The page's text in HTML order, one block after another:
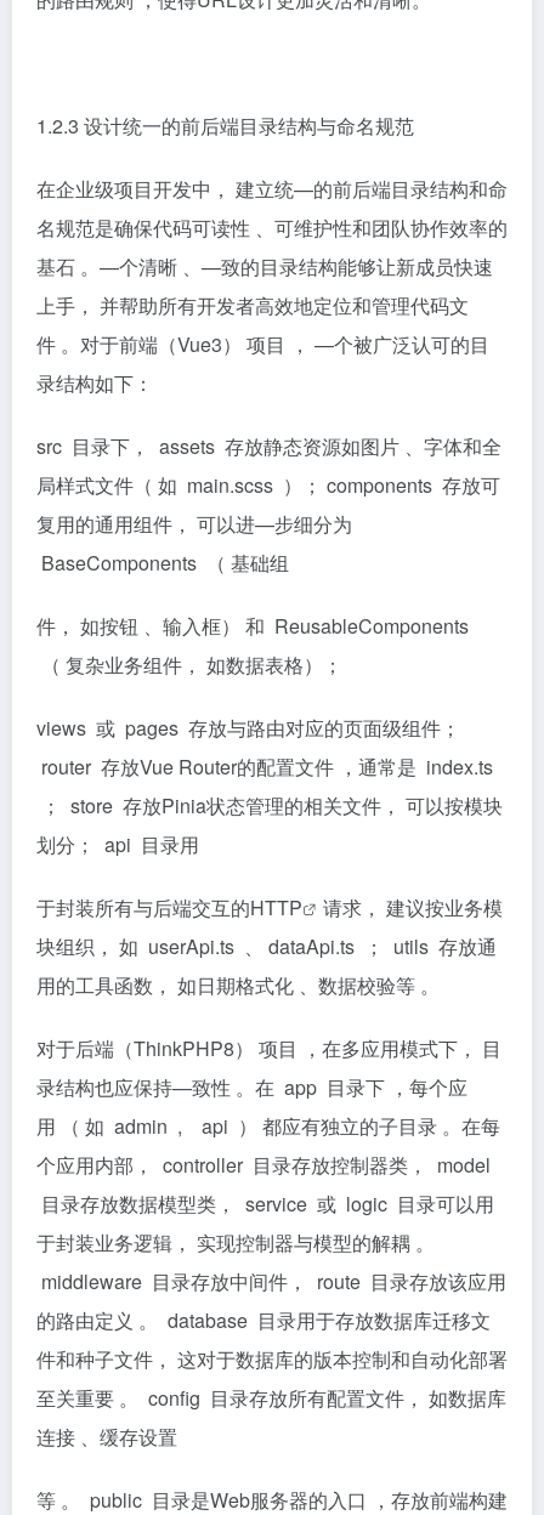
1.2.3 设计统一的前后端目录结构与命名规范
在企业级项目开发中， 建立统—的前后端目录结构和命
名规范是确保代码可读性 、可维护性和团队协作效率的
基石 。—个清晰 、—致的目录结构能够让新成员快速
上手， 并帮助所有开发者高效地定位和管理代码文
件 。对于前端（Vue3） 项目 ， —个被广泛认可的目
录结构如下：
src 目录下， assets 存放静态资源如图片 、字体和全
局样式文件（ 如 main.scss ）； components 存放可
复用的通用组件， 可以进—步细分为
BaseComponents （ 基础组
件， 如按钮 、输入框） 和 ReusableComponents
（ 复杂业务组件， 如数据表格）；
views 或 pages 存放与路由对应的页面级组件；
router 存放Vue Router的配置文件 ，通常是 index.ts
； store 存放Pinia状态管理的相关文件， 可以按模块
划分； api 目录用
于封装所有与后端交互的HTTP
请求， 建议按业务模
块组织， 如 userApi.ts 、 dataApi.ts ； utils 存放通
用的工具函数， 如日期格式化 、数据校验等 。
对于后端（ThinkPHP8） 项目 ，在多应用模式下， 目
录结构也应保持—致性 。在 app 目录下 ，每个应
用 （ 如 admin , api ） 都应有独立的子目录 。在每
个应用内部， controller 目录存放控制器类， model
目录存放数据模型类， service 或 logic 目录可以用
于封装业务逻辑， 实现控制器与模型的解耦 。
middleware 目录存放中间件， route 目录存放该应用
的路由定义 。 database 目录用于存放数据库迁移文
件和种子文件， 这对于数据库的版本控制和自动化部署
至关重要 。 conﬁg 目录存放所有配置文件， 如数据库
连接 、缓存设置
等 。 public 目录是Web服务器的入口 ，存放前端构建